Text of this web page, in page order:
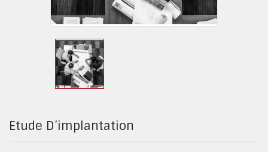
Etude D’implantation